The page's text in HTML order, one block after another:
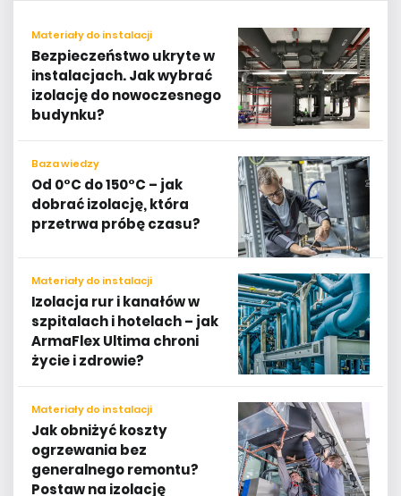
Materiały do instalacji
Bezpieczeństwo ukryte w
instalacjach. Jak wybrać
izolację do nowoczesnego
budynku?
Baza wiedzy
Od 0°C do 150°C – jak
dobrać izolację, która
przetrwa próbę czasu?
Materiały do instalacji
Izolacja rur i kanałów w
szpitalach i hotelach – jak
ArmaFlex Ultima chroni
życie i zdrowie?
Materiały do instalacji
Jak obniżyć koszty
ogrzewania bez
generalnego remontu?
Postaw na izolację